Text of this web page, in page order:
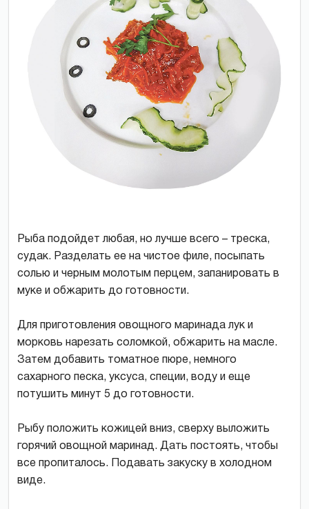
Рыба подойдет любая, но лучше всего – треска,
судак. Разделать ее на чистое филе, посыпать
солью и черным молотым перцем, запанировать в
муке и обжарить до готовности.
Для приготовления овощного маринада лук и
морковь нарезать соломкой, обжарить на масле.
Затем добавить томатное пюре, немного
сахарного песка, уксуса, специи, воду и еще
потушить минут 5 до готовности.
Рыбу положить кожицей вниз, сверху выложить
горячий овощной маринад. Дать постоять, чтобы
все пропиталось. Подавать закуску в холодном
виде.